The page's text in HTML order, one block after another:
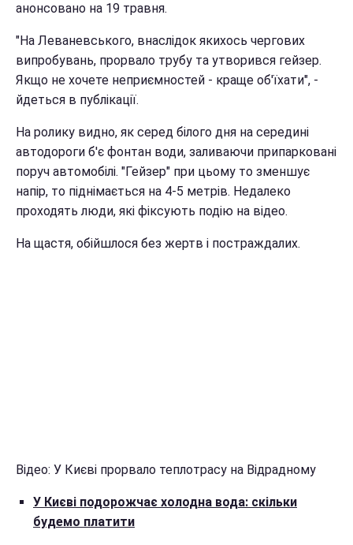
анонсовано на 19 травня.
"На Леваневського, внаслідок якихось чергових
випробувань, прорвало трубу та утворився гейзер.
Якщо не хочете неприємностей - краще об'їхати", -
йдеться в публікації.
На ролику видно, як серед білого дня на середині
автодороги б'є фонтан води, заливаючи припарковані
поруч автомобілі. "Гейзер" при цьому то зменшує
напір, то піднімається на 4-5 метрів. Недалеко
проходять люди, які фіксують подію на відео.
На щастя, обійшлося без жертв і постраждалих.
Відео: У Києві прорвало теплотрасу на Відрадному
У Києві подорожчає холодна вода: скільки
будемо платити